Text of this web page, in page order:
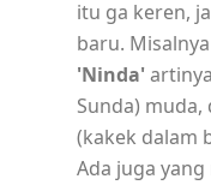
itu ga keren,
baru.
'Ninda'
Sunda) muda,
(kakek dalam
Ada juga